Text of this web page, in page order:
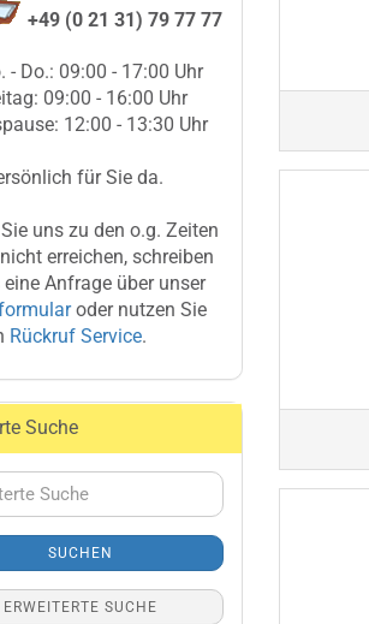
+49 (0 21 31) 79 77 77
- Do.: 09:00 - 17:00 Uhr
09:00 - 16:00 Uhr
12:00 - 13:30 Uhr
für Sie da.
uns zu den o.g. Zeiten
erreichen, schreiben
Anfrage über unser
oder nutzen Sie
Rückruf Service.
Suche
SUCHEN
ERWEITERTE SUCHE